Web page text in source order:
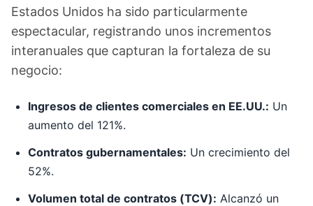
Estados Unidos ha sido particularmente
espectacular, registrando unos incrementos
interanuales que capturan la fortaleza de su
negocio:
Ingresos de clientes comerciales en EE.UU.: Un
aumento del 121%.
Contratos gubernamentales: Un crecimiento del
52%.
Volumen total de contratos (TCV): Alcanzó un